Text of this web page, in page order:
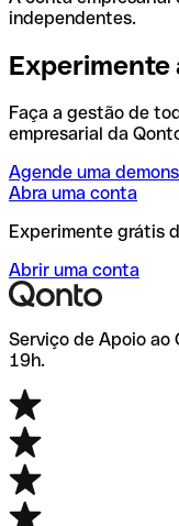
independentes.
Experimente
Faça a gestão de
empresarial da
Agende uma
Abra uma conta
Experimente grátis
Abrir uma conta
Serviço de Apoio ao
19h.